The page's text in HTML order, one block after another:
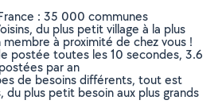
: 35 000 communes
du plus petit village à la plus
membre à proximité de chez vous !
postée toutes les 10 secondes, 3.6
par an
de besoins différents, tout est
du plus petit besoin aux plus grands